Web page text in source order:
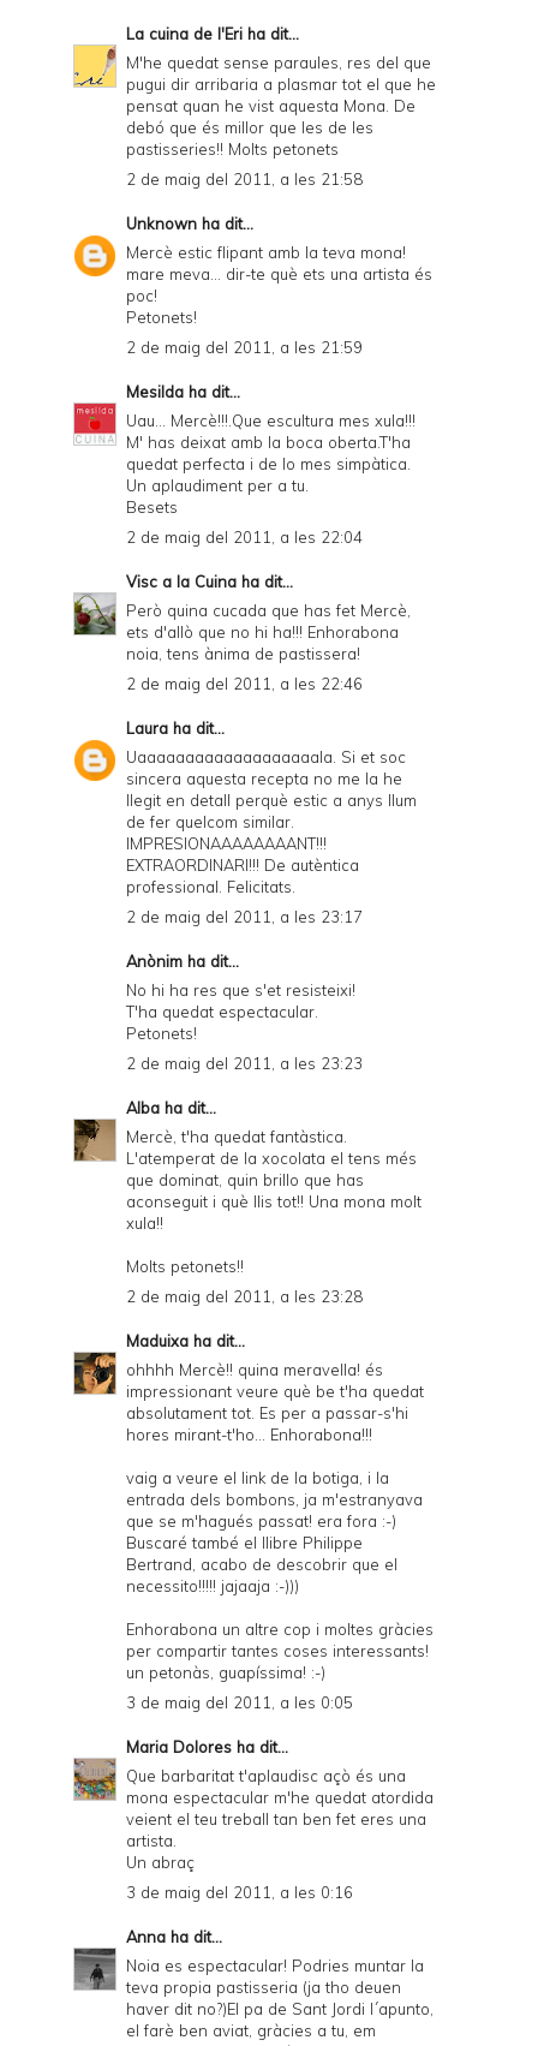
La cuina de l'Eri ha dit...
M'he quedat sense paraules, res del que
pugui dir arribaria a plasmar tot el que he
pensat quan he vist aquesta Mona. De
debó que és millor que les de les
pastisseries!! Molts petonets
2 de maig del 2011, a les 21:58
Unknown ha dit...
Mercè estic flipant amb la teva mona!
mare meva... dir-te què ets una artista és
poc!
Petonets!
2 de maig del 2011, a les 21:59
Mesilda ha dit...
Uau... Mercè!!!.Que escultura mes xula!!!
M' has deixat amb la boca oberta.T'ha
quedat perfecta i de lo mes simpàtica.
Un aplaudiment per a tu.
Besets
2 de maig del 2011, a les 22:04
Visc a la Cuina ha dit...
Però quina cucada que has fet Mercè,
ets d'allò que no hi ha!!! Enhorabona
noia, tens ànima de pastissera!
2 de maig del 2011, a les 22:46
Laura ha dit...
Uaaaaaaaaaaaaaaaaaaala. Si et soc
sincera aquesta recepta no me la he
llegit en detall perquè estic a anys llum
de fer quelcom similar.
IMPRESIONAAAAAAAANT!!!
EXTRAORDINARI!!! De autèntica
professional. Felicitats.
2 de maig del 2011, a les 23:17
Anònim ha dit...
No hi ha res que s'et resisteixi!
T'ha quedat espectacular.
Petonets!
2 de maig del 2011, a les 23:23
Alba ha dit...
Mercè, t'ha quedat fantàstica.
L'atemperat de la xocolata el tens més
que dominat, quin brillo que has
aconseguit i què llis tot!! Una mona molt
xula!!
Molts petonets!!
2 de maig del 2011, a les 23:28
Maduixa ha dit...
ohhhh Mercè!! quina meravella! és
impressionant veure què be t'ha quedat
absolutament tot. Es per a passar-s'hi
hores mirant-t'ho... Enhorabona!!!
vaig a veure el link de la botiga, i la
entrada dels bombons, ja m'estranyava
que se m'hagués passat! era fora :-)
Buscaré també el llibre Philippe
Bertrand, acabo de descobrir que el
necessito!!!!! jajaaja :-)))
Enhorabona un altre cop i moltes gràcies
per compartir tantes coses interessants!
un petonàs, guapíssima! :-)
3 de maig del 2011, a les 0:05
Maria Dolores ha dit...
Que barbaritat t'aplaudisc açò és una
mona espectacular m'he quedat atordida
veient el teu treball tan ben fet eres una
artista.
Un abraç
3 de maig del 2011, a les 0:16
Anna ha dit...
Noia es espectacular! Podries muntar la
teva propia pastisseria (ja tho deuen
haver dit no?)El pa de Sant Jordi l´apunto,
el farè ben aviat, gràcies a tu, em